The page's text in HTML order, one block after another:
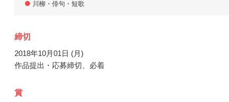
川柳・俳句・短歌
締切
2018年10月01日 (月)
作品提出・応募締切、必着
賞